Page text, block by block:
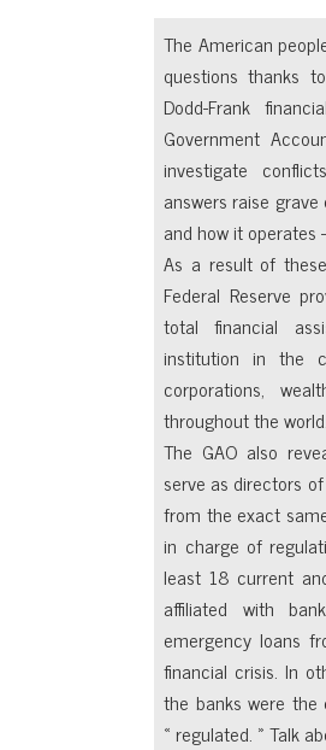
The American
questions thanks
Dodd-Frank
Government
investigate
answers raise
and how it
As a result of
Federal Reserve
total financial
institution in the
corporations,
throughout the
The GAO also
serve as directors
from the exact
in charge of
least 18 current
affiliated with
emergency loans
financial crisis. In
the banks were the
« regulated. » Talk